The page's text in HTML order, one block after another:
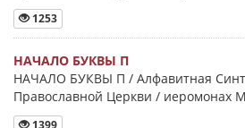
1253
НАЧАЛО БУКВЫ Π
НАЧАЛО БУКВЫ Π / Алфавитная
Православной Церкви / иеромонах
1399